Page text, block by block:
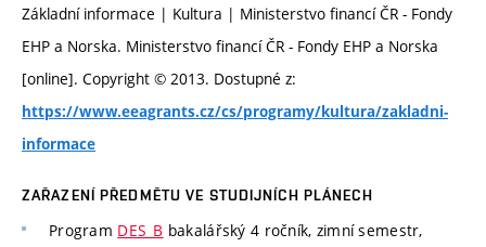
Základní informace | Kultura | Ministerstvo financí ČR - Fondy
EHP a Norska. Ministerstvo financí ČR - Fondy EHP a Norska
[online]. Copyright © 2013. Dostupné z:
https://www.eeagrants.cz/cs/programy/kultura/zakladni-
informace
ZAŘAZENÍ PŘEDMĚTU VE STUDIJNÍCH PLÁNECH
Program DES_B bakalářský 4 ročník, zimní semestr,